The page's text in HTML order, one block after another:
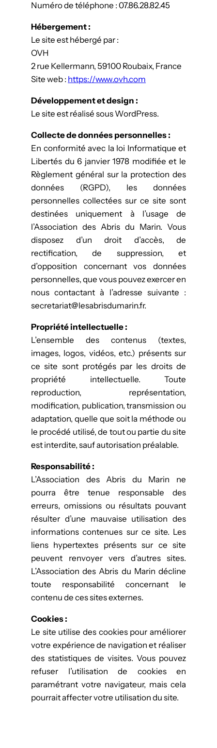
Numéro de téléphone : 07.86.28.82.45
Hébergement :
Le site est hébergé par :
OVH
2 rue Kellermann, 59100 Roubaix, France
Site web : https://www.ovh.com
Développement et design :
Le site est réalisé sous WordPress.
Collecte de données personnelles :
En conformité avec la loi Informatique et
Libertés du 6 janvier 1978 modifiée et le
Règlement général sur la protection des
données (RGPD), les données
personnelles collectées sur ce site sont
destinées uniquement à l’usage de
l’Association des Abris du Marin. Vous
disposez d’un droit d’accès, de
rectification, de suppression, et
d’opposition concernant vos données
personnelles, que vous pouvez exercer en
nous contactant à l’adresse suivante :
secretariat@lesabrisdumarin.fr.
Propriété intellectuelle :
L’ensemble des contenus (textes,
images, logos, vidéos, etc.) présents sur
ce site sont protégés par les droits de
propriété intellectuelle. Toute
reproduction, représentation,
modification, publication, transmission ou
adaptation, quelle que soit la méthode ou
le procédé utilisé, de tout ou partie du site
est interdite, sauf autorisation préalable.
Responsabilité :
L’Association des Abris du Marin ne
pourra être tenue responsable des
erreurs, omissions ou résultats pouvant
résulter d’une mauvaise utilisation des
informations contenues sur ce site. Les
liens hypertextes présents sur ce site
peuvent renvoyer vers d’autres sites.
L’Association des Abris du Marin décline
toute responsabilité concernant le
contenu de ces sites externes.
Cookies :
Le site utilise des cookies pour améliorer
votre expérience de navigation et réaliser
des statistiques de visites. Vous pouvez
refuser l’utilisation de cookies en
paramétrant votre navigateur, mais cela
pourrait affecter votre utilisation du site.